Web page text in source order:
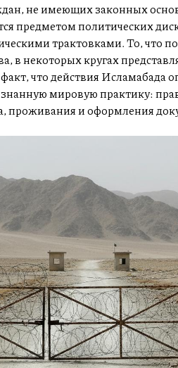
не имеющих законных
предметом политических
трактовками. То, что по
в некоторых кругах
что действия Исламабада
мировую практику:
проживания и оформления